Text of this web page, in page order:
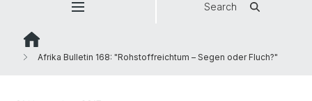
Search
Afrika Bulletin 168: "Rohstoffreichtum – Segen oder Fluch?"